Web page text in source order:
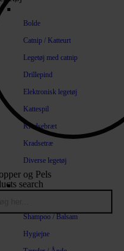
Bolde
Catnip / Katteurt
Legetøj med catnip
Drillepind
Elektronisk legetøj
Kattespil
Kradsebræt
Kradsetræ
Diverse legetøj
og Pels
Shampoo / Balsam
Hygiejne
search